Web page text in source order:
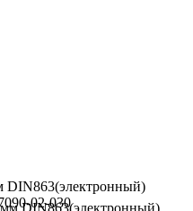
DIN863(электронный)
02-030